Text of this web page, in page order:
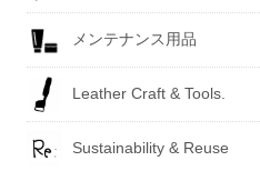
メンテナンス用品
Leather Craft & Tools.
Sustainability & Reuse